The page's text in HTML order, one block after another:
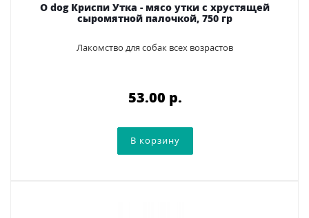
O dog Криспи Утка - мясо утки с хрустящей
сыромятной палочкой, 750 гр
Лакомство для собак всех возрастов
53.00 p.